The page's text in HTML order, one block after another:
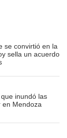
se convirtió en la
sella un acuerdo
inundó las
en Mendoza